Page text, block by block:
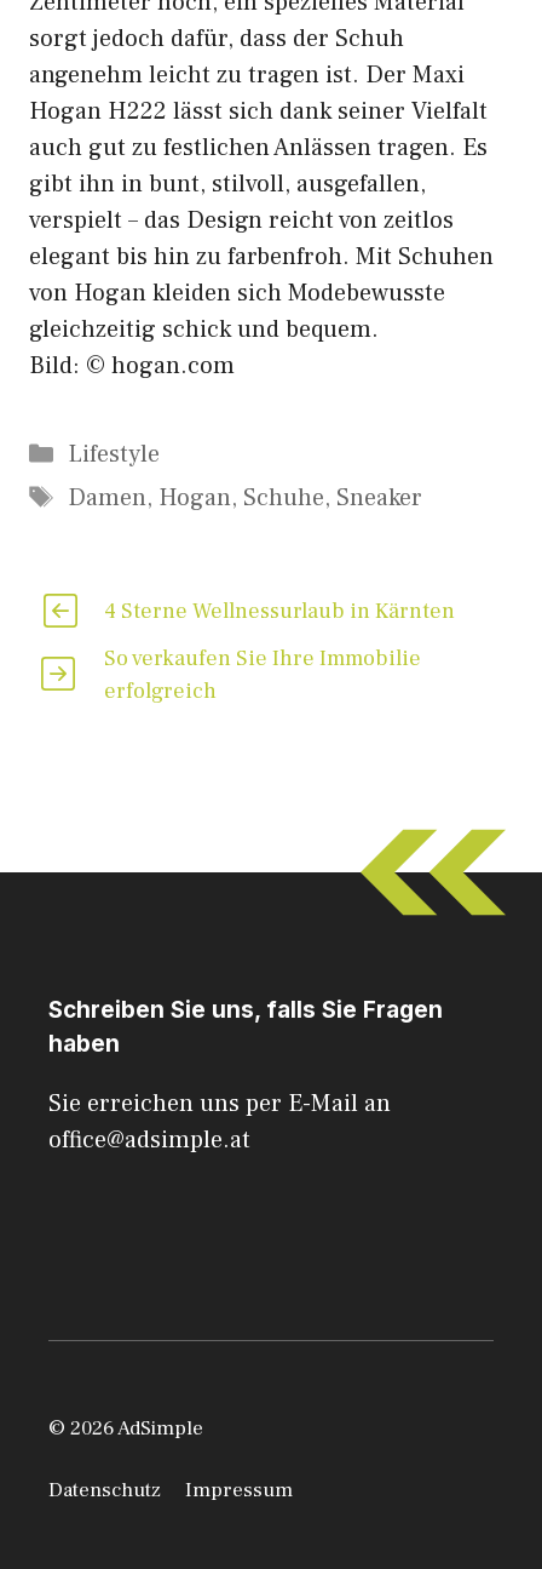
sorgt jedoch dafür, dass der Schuh
angenehm leicht zu tragen ist. Der Maxi
Hogan H222 lässt sich dank seiner Vielfalt
auch gut zu festlichen Anlässen tragen. Es
gibt ihn in bunt, stilvoll, ausgefallen,
verspielt – das Design reicht von zeitlos
elegant bis hin zu farbenfroh. Mit Schuhen
von Hogan kleiden sich Modebewusste
gleichzeitig schick und bequem.
Bild: © hogan.com
Kategorien
Lifestyle
Schlagwörter
Damen, Hogan, Schuhe, Sneaker
4 Sterne Wellnessurlaub in Kärnten
So verkaufen Sie Ihre Immobilie
erfolgreich
Schreiben Sie uns, falls Sie Fragen
haben
Sie erreichen uns per E-Mail an
office@adsimple.at
© 2026 AdSimple
Datenschutz Impressum